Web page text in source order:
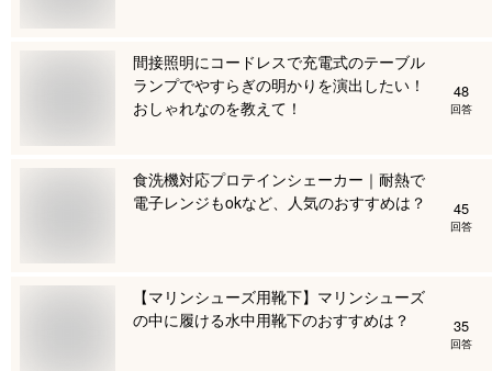
間接照明にコードレスで充電式のテーブル
ランプでやすらぎの明かりを演出したい！
おしゃれなのを教えて！
48
回答
食洗機対応プロテインシェーカー｜耐熱で
電子レンジもokなど、人気のおすすめは？
45
回答
【マリンシューズ用靴下】マリンシューズ
の中に履ける水中用靴下のおすすめは？
35
回答